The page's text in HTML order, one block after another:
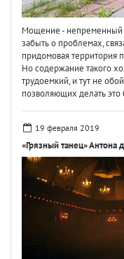
Мощение - непременный
забыть о проблемах,
придомовая территория
Но содержание такого
трудоемкий, и тут не
позволяющих делать это
19 февраля 2019
«Грязный танец» Антона